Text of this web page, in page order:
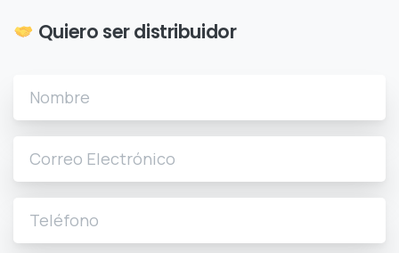
Quiero ser distribuidor